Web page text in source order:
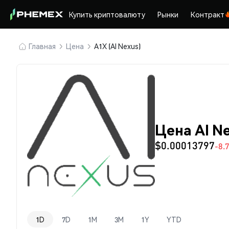
Купить криптовалюту Рынки Контракт
Главная Цена A1X (AI Nexus)
Цена AI
$0.00013797-
1D 7D 1M 3M 1Y YTD